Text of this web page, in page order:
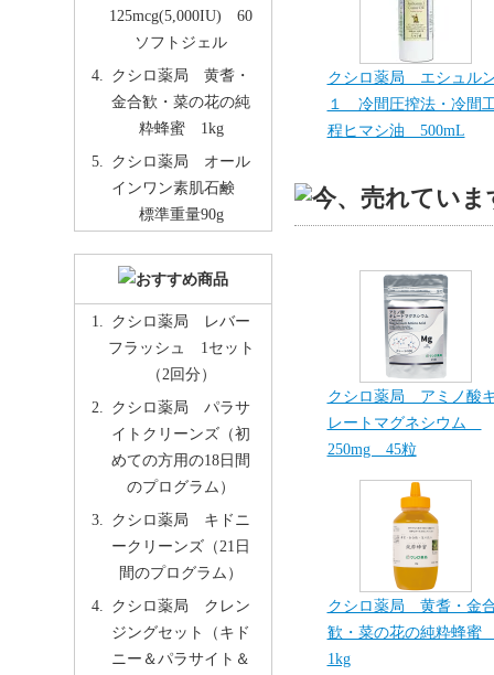
クシロ薬局 エシュル
１ 冷間圧搾法・冷間
程ヒマシ油 500mL
クシロ薬局 アミノ酸
レートマグネシウム
250mg 45粒
クシロ薬局 黄耆・金
歓・菜の花の純粋蜂
1kg
125mcg(5,000IU) 60
ソフトジェル
クシロ薬局 黄耆・
金合歓・菜の花の純
粋蜂蜜 1kg
クシロ薬局 オール
インワン素肌石鹸
標準重量90g
クシロ薬局 レバー
フラッシュ 1セット
（2回分）
クシロ薬局 パラサ
イトクリーンズ（初
めての方用の18日間
のプログラム）
クシロ薬局 キドニ
ークリーンズ（21日
間のプログラム）
クシロ薬局 クレン
ジングセット（キド
ニー＆パラサイト＆